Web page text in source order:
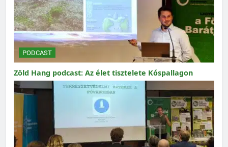
PODCAST
Zöld Hang podcast: Az élet tisztelete Kóspallagon